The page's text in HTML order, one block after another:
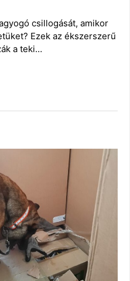
csillogását, amikor
Ezek az ékszerszerű
a teki…